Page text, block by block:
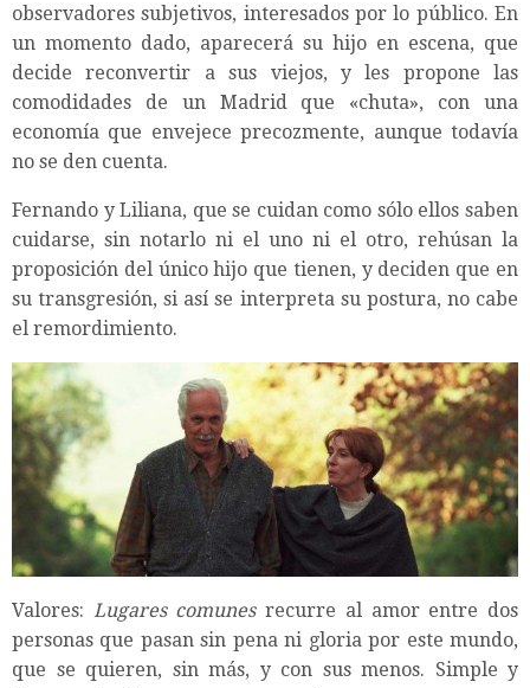
observadores subjetivos, interesados por lo público. En
un momento dado, aparecerá su hijo en escena, que
decide reconvertir a sus viejos, y les propone las
comodidades de un Madrid que «chuta», con una
economía que envejece precozmente, aunque todavía
no se den cuenta.
Fernando y Liliana, que se cuidan como sólo ellos saben
cuidarse, sin notarlo ni el uno ni el otro, rehúsan la
proposición del único hijo que tienen, y deciden que en
su transgresión, si así se interpreta su postura, no cabe
el remordimiento.
Valores: Lugares comunesrecurre al amor entre dos
personas que pasan sin pena ni gloria por este mundo,
que se quieren, sin más, y con sus menos. Simple y